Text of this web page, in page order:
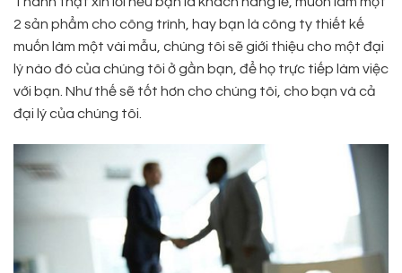
2 sản phẩm cho công trình, hay bạn là công ty thiết kế
muốn làm một vài mẫu, chúng tôi sẽ giới thiệu cho một đại
lý nào đó của chúng tôi ở gần bạn, để họ trực tiếp làm việc
với bạn. Như thế sẽ tốt hơn cho chúng tôi, cho bạn và cả
đại lý của chúng tôi.